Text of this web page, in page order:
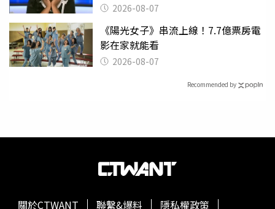
2026-08-07
《陽光女子》串流上線！7.7億票房電
影在家就能看
2026-08-07
Recommended by
關於CTWANT 聯繫&爆料 隱私權政策